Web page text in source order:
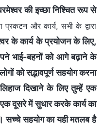
की इच्छा निश्चित रूप से
और कार्य, सभी के द्वारा
के कार्य के प्रयोजन के लिए,
भाई-बहनों को आगे बढ़ाने के
को सद्भावपूर्ण सहयोग करना
दिखाने के लिए तुम्हें एक
दूसरे में सुधार करके कार्य का
सच्चे सहयोग का यही मतलब है